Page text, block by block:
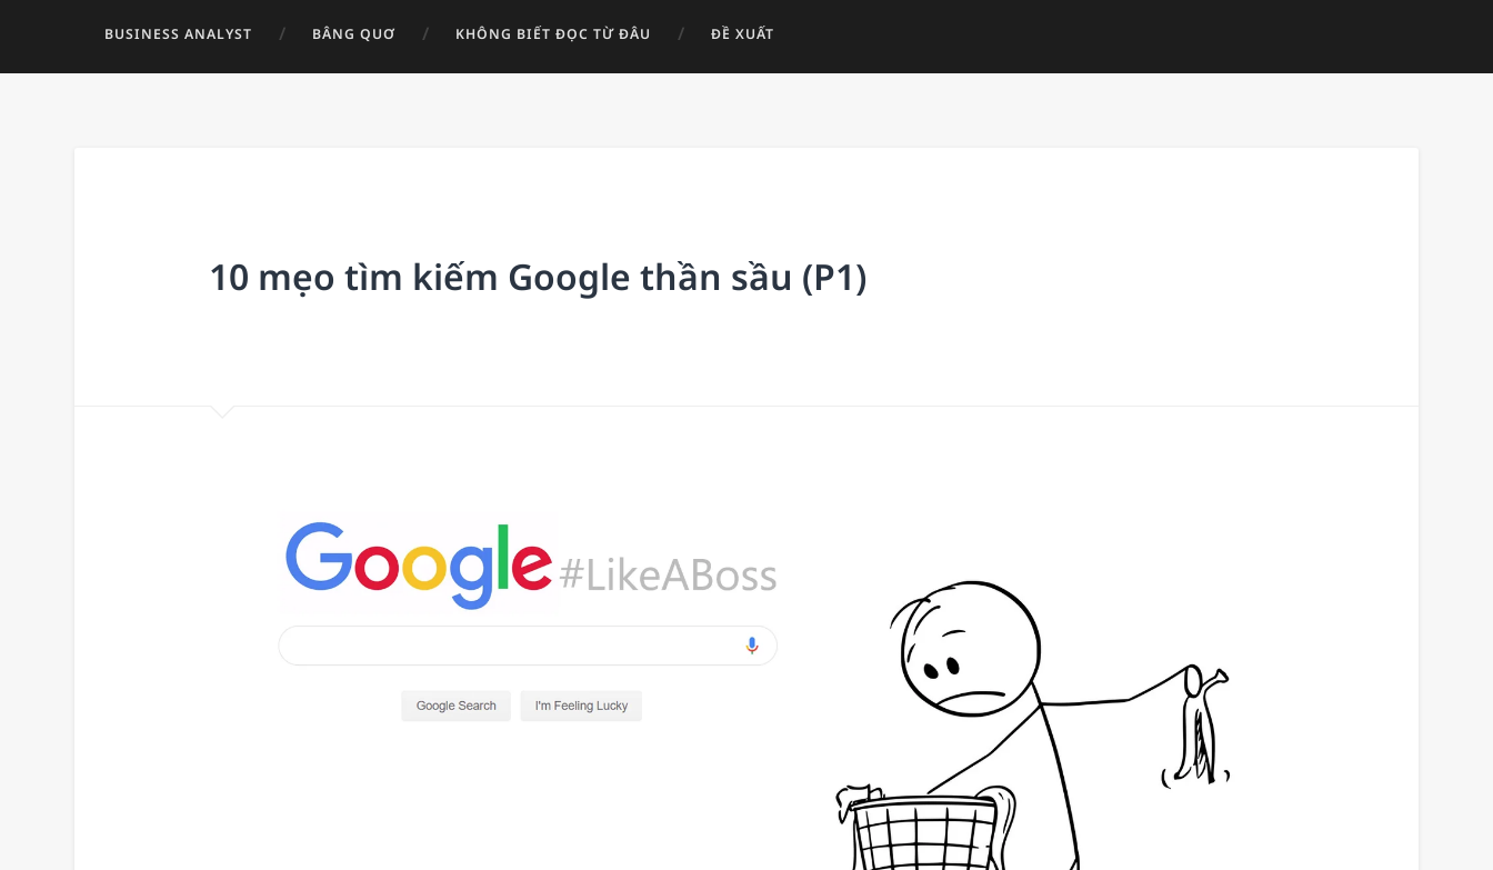
BUSINESS ANALYST BÂNG QUƠ KHÔNG BIẾT ĐỌC TỪ ĐÂU ĐỀ XUẤT
10 mẹo tìm kiếm Google thần sầu (P1)